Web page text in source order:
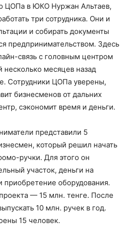
ЦОПа в ЮКО Нуржан Альтаев,
три сотрудника. Они и
и собирать документы
предпринимательством. Здесь
связь с головным центром
месяцев назад
Сотрудники ЦОПа уверены,
бизнесменов от дальних
сэкономит время и деньги.
представили 5
который решил начать
ручки. Для этого он
участок, деньги на
приобретение оборудования.
— 15 млн. тенге. После
10 млн. ручек в год.
15 человек.